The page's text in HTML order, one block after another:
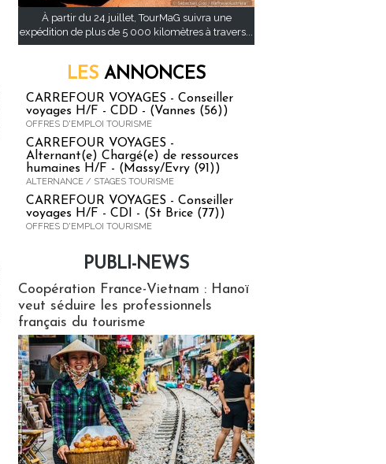
À partir du 24 juillet, TourMaG suivra une
expédition de plus de 5 000 kilomètres à travers...
LES ANNONCES
CARREFOUR VOYAGES - Conseiller
voyages H/F - CDD - (Vannes (56))
OFFRES D'EMPLOI TOURISME
CARREFOUR VOYAGES -
Alternant(e) Chargé(e) de ressources
humaines H/F - (Massy/Evry (91))
ALTERNANCE / STAGES TOURISME
CARREFOUR VOYAGES - Conseiller
voyages H/F - CDI - (St Brice (77))
OFFRES D'EMPLOI TOURISME
PUBLI-NEWS
Coopération France-Vietnam : Hanoï
veut séduire les professionnels
français du tourisme